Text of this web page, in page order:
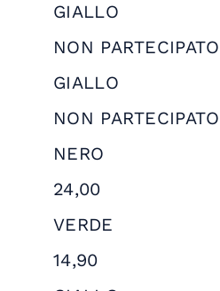
GIALLO
NON PARTECIPATO
GIALLO
NON PARTECIPATO
NERO
24,00
VERDE
14,90